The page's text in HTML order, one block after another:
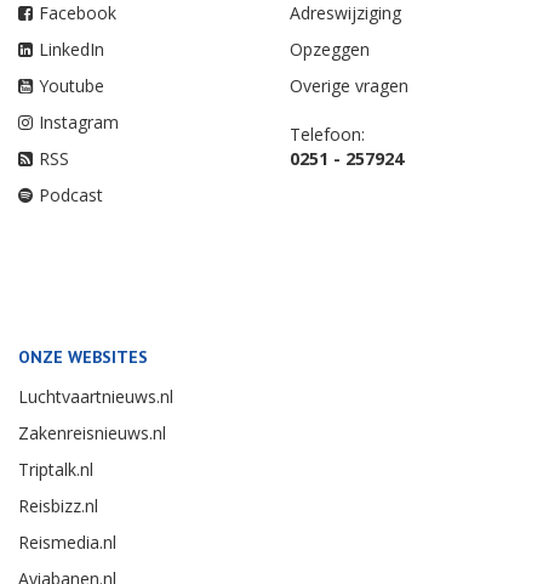
Facebook
LinkedIn
Youtube
Instagram
RSS
Podcast
Adreswijziging
Opzeggen
Overige vragen
Telefoon:
0251 - 257924
ONZE WEBSITES
Luchtvaartnieuws.nl
Zakenreisnieuws.nl
Triptalk.nl
Reisbizz.nl
Reismedia.nl
Aviabanen.nl